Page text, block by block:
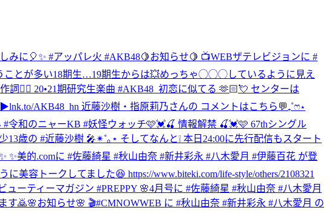
みに🎈✨ #アッパレ火 #AKB48🍋お知らせ🍋 📺WEBザテレビジョンに #
ことが多い18期生…19期生からは💥めっちゃ◯◯◯しているように見え
詞✍🏻 20•21期研究生楽曲 #AKB48_初恋に似てる 🫶🏻💘 センターは
AKB48_hn 近藤沙樹・指原莉乃さんの コメントはこちら💬₊˚ෆ⋆
令和のニャーKB #妖怪ウォッチ🩷💓🍒 情報解禁 🍒💓🩷 67thシングル
歳の #近藤沙樹 🎤✴︎˚｡⋆ そしてなんと❕ 本日24:00に先行配信もスタート
✨美的.comに #佐藤綺星 #秋山由奈 #新井彩永 #八木愛月 #伊藤百花 が登
容トークしてました😆 https://www.biteki.com/life-style/others/2108321
ーティーマガジン #PREPPY 🌸4月号に #佐藤綺星 #秋山由奈 #八木愛月
す🙇🌸お知らせ🌸 🎬#CMNOWWEB に #秋山由奈 #新井彩永 #八木愛月 の